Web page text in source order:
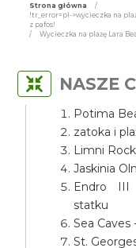
Strona główna
/
!tr_error=pl->wycieczka na
z pafos!
/
Wycieczka na plażę Lara
NASZE
Potima
zatoka i
Limni
Jaskinia
Endro III
statku
Sea Caves
St.